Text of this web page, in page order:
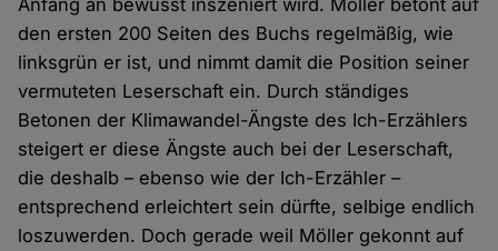
den ersten 200 Seiten des Buchs regelmäßig, wie
linksgrün er ist, und nimmt damit die Position seiner
vermuteten Leserschaft ein. Durch ständiges
Betonen der Klimawandel-Ängste des Ich-Erzählers
steigert er diese Ängste auch bei der Leserschaft,
die deshalb – ebenso wie der Ich-Erzähler –
entsprechend erleichtert sein dürfte, selbige endlich
loszuwerden. Doch gerade weil Möller gekonnt auf